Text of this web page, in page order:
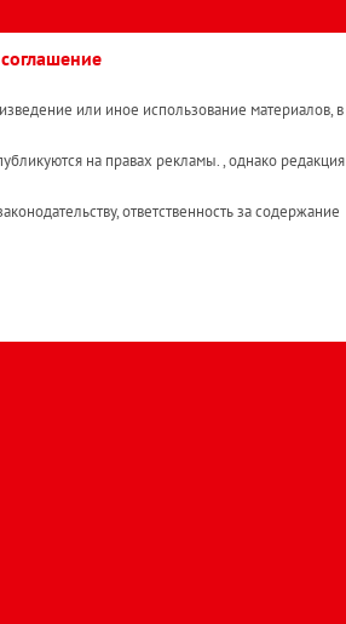
или иное использование материалов, в
на правах рекламы. , однако редакция
ответственность за содержание